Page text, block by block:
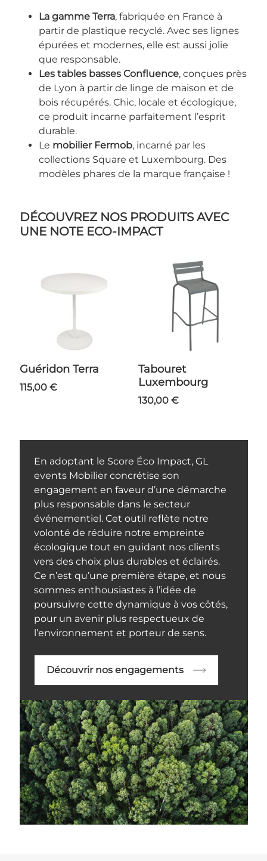
La gamme Terra, fabriquée en France à
partir de plastique recyclé. Avec ses lignes
épurées et modernes, elle est aussi jolie
que responsable.
Les tables basses Confluence, conçues près
de Lyon à partir de linge de maison et de
bois récupérés. Chic, locale et écologique,
ce produit incarne parfaitement l’esprit
durable.
Le mobilier Fermob, incarné par les
collections Square et Luxembourg. Des
modèles phares de la marque française !
DÉCOUVREZ NOS PRODUITS AVEC
UNE NOTE ECO-IMPACT
Guéridon Terra
115,00 €
Tabouret
Luxembourg
130,00 €
En adoptant le Score Éco Impact, GL
events Mobilier concrétise son
engagement en faveur d’une démarche
plus responsable dans le secteur
événementiel. Cet outil reflète notre
volonté de réduire notre empreinte
écologique tout en guidant nos clients
vers des choix plus durables et éclairés.
Ce n’est qu’une première étape, et nous
sommes enthousiastes à l’idée de
poursuivre cette dynamique à vos côtés,
pour un avenir plus respectueux de
l’environnement et porteur de sens.
Découvrir nos engagements